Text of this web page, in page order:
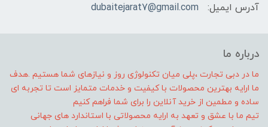
آدرس ایمیل:
dubaitejarat7@gmail.com
درباره ما
ما در دبی تجارت ،پلی میان تکنولوژی روز و نیازهای شما هستیم .هدف
ما ارایه بهترین محصولات با کیفیت و خدمات متمایز است تا تجربه ای
ساده و مطمین از خرید آنلاین را برای شما فراهم کنیم
تیم ما با عشق و تعهد به ارایه محصولاتی با استاندارد های جهانی